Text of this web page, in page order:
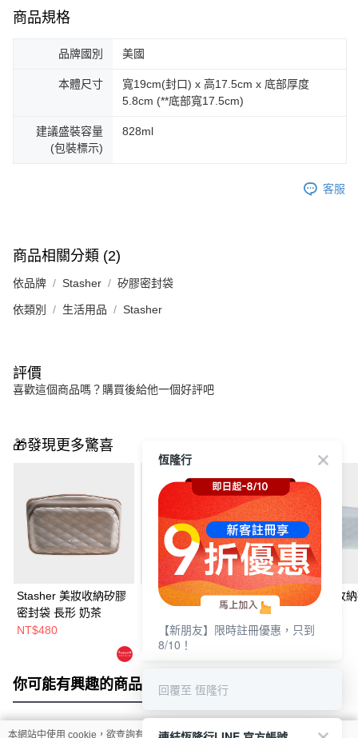
商品規格
品牌國別 美國
本體尺寸
寬19cm(封口) x 高17.5cm x 底部厚度
5.8cm (**底部寬17.5cm)
建議盛裝容量
(包裝標示)
828ml
客服
商品相關分類 (2)
依品牌 Stasher 矽膠密封袋
依類別 生活用品 Stasher
評價
喜歡這個商品嗎？購買後給他一個好評吧
🎁發現更多驚喜
Stasher 美妝收納矽膠
密封袋 長形 奶茶
NT$480
Stasher 美妝收納矽膠
NT$880
Stasher 美妝收
密封袋 筆袋 白
NT$980
你可能有興趣的商品 全站排行
本網站中使用 cookie，欲查詢有關本網站使用 cookie 方式之詳情，及若您不希
恆隆行
【新朋友】限時註冊優惠，只到
8/10！
回覆至 恆隆行